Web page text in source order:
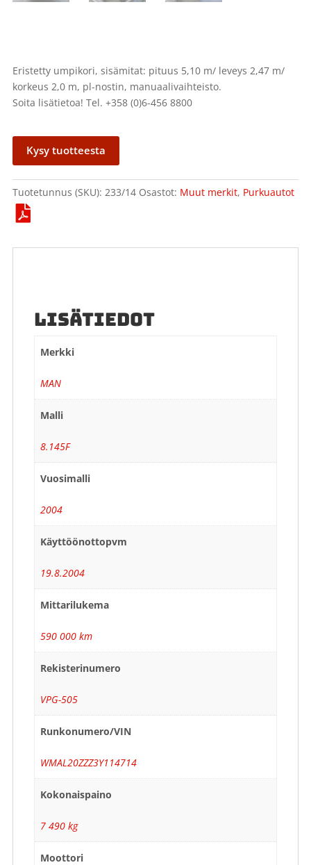
Eristetty umpikori, sisämitat: pituus 5,10 m/ leveys 2,47 m/
korkeus 2,0 m, pl-nostin, manuaalivaihteisto.
Soita lisätietoa! Tel. +358 (0)6-456 8800
Kysy tuotteesta
Tuotetunnus (SKU): 233/14 Osastot: Muut merkit, Purkuautot
LISÄTIEDOT
Merkki
MAN
Malli
8.145F
Vuosimalli
2004
Käyttöönottopvm
19.8.2004
Mittarilukema
590 000 km
Rekisterinumero
VPG-505
Runkonumero/VIN
WMAL20ZZZ3Y114714
Kokonaispaino
7 490 kg
Moottori